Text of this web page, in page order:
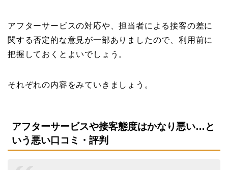
アフターサービスの対応や、担当者による接客の差に
関する否定的な意見が一部ありましたので、利用前に
把握しておくとよいでしょう。
それぞれの内容をみていきましょう。
アフターサービスや接客態度はかなり悪い…と
いう悪い口コミ・評判